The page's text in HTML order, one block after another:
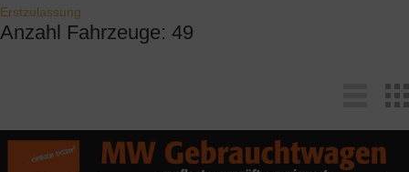
Erstzulassung
Anzahl Fahrzeuge: 49